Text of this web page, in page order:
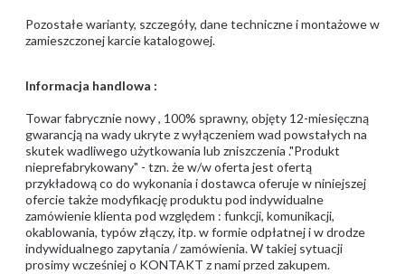
Pozostałe warianty, szczegóły, dane techniczne i montażowe w
zamieszczonej karcie katalogowej.
Informacja handlowa :
Towar fabrycznie nowy , 100% sprawny, objęty 12-miesięczną
gwarancją na wady ukryte z wyłączeniem wad powstałych na
skutek wadliwego użytkowania lub zniszczenia ."Produkt
nieprefabrykowany" - tzn. że w/w oferta jest ofertą
przykładową co do wykonania i dostawca oferuje w niniejszej
ofercie także modyfikację produktu pod indywidualne
zamówienie klienta pod względem : funkcji, komunikacji,
okablowania, typów złączy, itp. w formie odpłatnej i w drodze
indywidualnego zapytania / zamówienia. W takiej sytuacji
prosimy wcześniej o KONTAKT z nami przed zakupem.